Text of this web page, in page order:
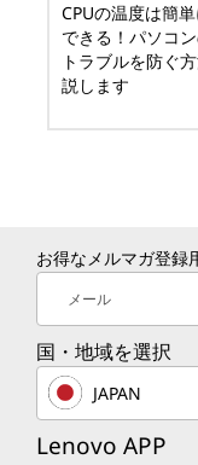
CPUの温度は簡
できる！パソコ
トラブルを防ぐ
説します
お得なメルマガ登録
メール
国・地域を選択
JAPAN
Lenovo APP